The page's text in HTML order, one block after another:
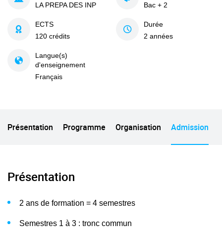
LA PREPA DES INP
Bac + 2
ECTS
120 crédits
Durée
2 années
Langue(s)
d'enseignement
Français
Présentation Programme Organisation Admission
Présentation
2 ans de formation = 4 semestres
Semestres 1 à 3 : tronc commun